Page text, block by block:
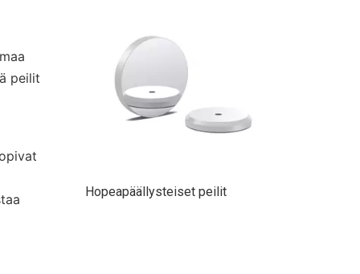
peilit
HR Laser Line -peilit